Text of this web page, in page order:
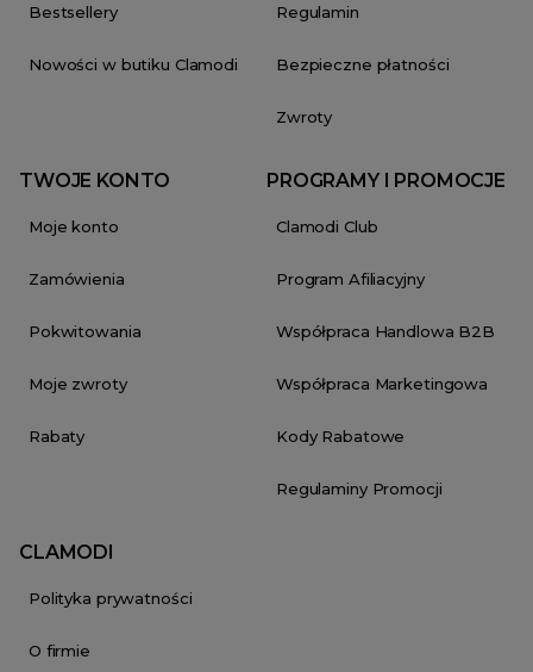
Bestsellery
Nowości w butiku Clamodi
Regulamin
Bezpieczne płatności
Zwroty
TWOJE KONTO
Moje konto
Zamówienia
Pokwitowania
Moje zwroty
Rabaty
PROGRAMY I PROMOCJE
Clamodi Club
Program Afiliacyjny
Współpraca Handlowa B2B
Współpraca Marketingowa
Kody Rabatowe
Regulaminy Promocji
CLAMODI
Polityka prywatności
O firmie